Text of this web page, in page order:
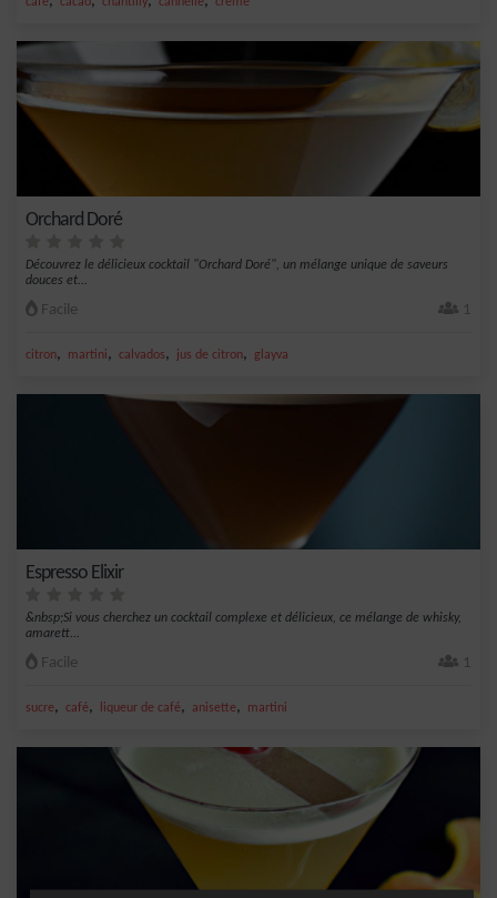
Orchard Doré
Découvrez le délicieux cocktail "Orchard Doré", un mélange unique de saveurs
douces et...
Facile 1
citron, martini, calvados, jus de citron, glayva
Espresso Elixir
&nbsp;Si vous cherchez un cocktail complexe et délicieux, ce mélange de whisky,
amarett...
Facile 1
sucre, café, liqueur de café, anisette, martini